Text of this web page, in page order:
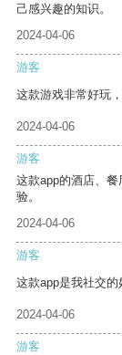
己感兴趣的知识。
2024-04-06
游客
这款游戏非常好玩
2024-04-06
游客
这款app的酒店、
验。
2024-04-06
游客
这款app是我社交的
2024-04-06
游客